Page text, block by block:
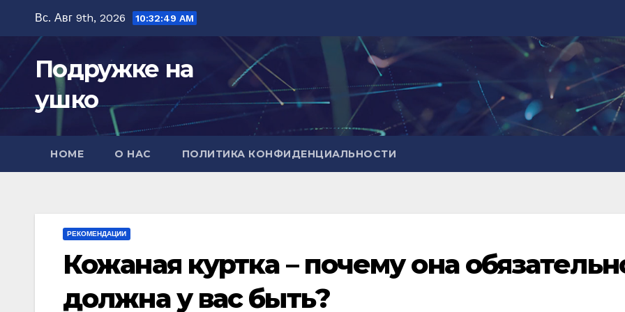
содержимому
Вс. Авг 9th, 2026 10:32:51 AM
Подружке на
ушко
HOME О НАС ПОЛИТИКА КОНФИДЕНЦИАЛЬНОСТИ
РЕКОМЕНДАЦИИ
Кожаная куртка – почему она
должна у вас быть?